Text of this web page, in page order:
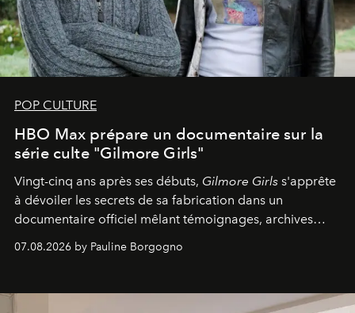
POP CULTURE
HBO Max prépare un documentaire sur la
série culte "Gilmore Girls"
Vingt-cinq ans après ses débuts, Gilmore Girls s'apprête
à dévoiler les secrets de sa fabrication dans un
documentaire officiel mêlant témoignages, archives
inédites et plongée dans les coulisses d'un phénomène
générationnel.
07.08.2026 by Pauline Borgogno